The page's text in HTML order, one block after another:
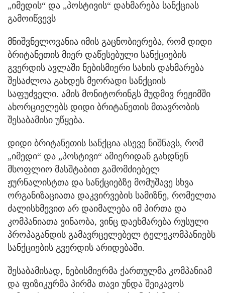
„იმედის“ და „პოსტივის“ დახმარება სანქციას
გამოიწვევს
მნიშვნელოვანია იმის გაცნობიერება, რომ დიდი
ბრიტანეთის მიერ დაწესებული სანქციების
გვერდის ავლაში ნებისმიერი სახის დახმარება
შესაძლოა გახდეს მეორადი სანქციის
საფუძველი. ამის მონიტორინგს მუდმივ რეჟიმში
ახორციელებს დიდი ბრიტანეთის მთავრობის
შესაბამისი უწყება.
დიდი ბრიტანეთის სანქცია ასევე ნიშნავს, რომ
„იმედი“ და „პოსტივი“ ამიერიდან გახდნენ
მსოფლიო მასშტაბით გამომძიებელ
ჟურნალისტთა და სანქციებზე მომუშავე სხვა
ორგანიზაციათა დაკვირვების სამიზნე, რომელთა
ძალისხმევით არ დაიმალება იმ პირთა და
კომპანიათა ვინაობა, ვინც დაეხმარება რუსული
პროპაგანდის გამავრცელებელ ტელეკომპანიებს
სანქციების გვერდის არიდებაში.
შესაბამისად, ნებისმიერმა ქართულმა კომპანიამ
და ფიზიკურმა პირმა თავი უნდა შეიკავოს